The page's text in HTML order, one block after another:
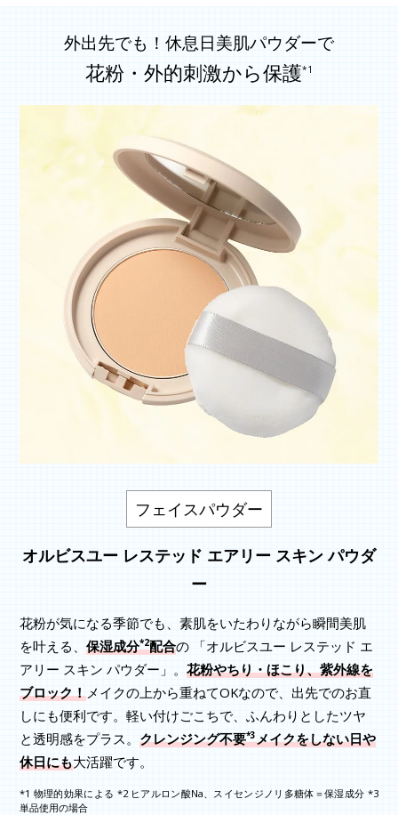
外出先でも！休息日美肌パウダーで
花粉・外的刺激から保護*1
フェイスパウダー
オルビスユー レステッド エアリー スキン パウダ
ー
花粉が気になる季節でも、素肌をいたわりながら瞬間美肌
を叶える、保湿成分*2配合の 「オルビスユー レステッド エ
アリー スキン パウダー」。花粉やちり・ほこり、紫外線を
ブロック！ メイクの上から重ねてOKなので、出先でのお直
しにも便利です。軽い付けごこちで、ふんわりとしたツヤ
と透明感をプラス。クレンジング不要*3メイクをしない日や
休日にも大活躍です。
*1 物理的効果による *2 ヒアルロン酸Na、スイセンジノリ多糖体＝保湿成分 *3
単品使用の場合